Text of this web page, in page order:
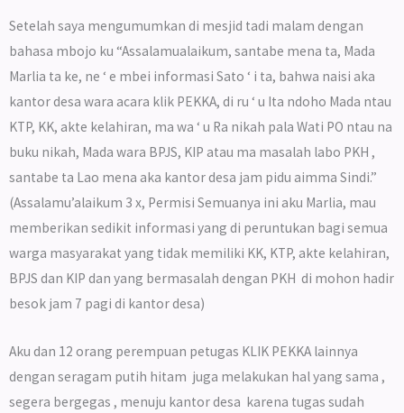
Setelah saya mengumumkan di mesjid tadi malam dengan
bahasa mbojo ku “Assalamualaikum, santabe mena ta, Mada
Marlia ta ke, ne ‘ e mbei informasi Sato ‘ i ta, bahwa naisi aka
kantor desa wara acara klik PEKKA, di ru ‘ u Ita ndoho Mada ntau
KTP, KK, akte kelahiran, ma wa ‘ u Ra nikah pala Wati PO ntau na
buku nikah, Mada wara BPJS, KIP atau ma masalah labo PKH ,
santabe ta Lao mena aka kantor desa jam pidu aimma Sindi.”
(Assalamu’alaikum 3 x, Permisi Semuanya ini aku Marlia, mau
memberikan sedikit informasi yang di peruntukan bagi semua
warga masyarakat yang tidak memiliki KK, KTP, akte kelahiran,
BPJS dan KIP dan yang bermasalah dengan PKH di mohon hadir
besok jam 7 pagi di kantor desa)
Aku dan 12 orang perempuan petugas KLIK PEKKA lainnya
dengan seragam putih hitam juga melakukan hal yang sama ,
segera bergegas , menuju kantor desa karena tugas sudah